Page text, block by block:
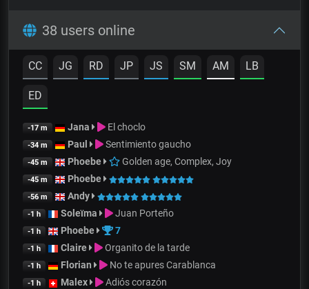
38 users online
CC JG RD JP JS SM AM LB
ED
-17 m Jana El choclo
-34 m Paul Sentimiento gaucho
-45 m Phoebe Golden age, Complex, Joy
-45 m Phoebe
-56 m Andy
-1 h Soleïma Juan Porteño
-1 h Phoebe 7
-1 h Claire Organito de la tarde
-1 h Florian No te apures Carablanca
-1 h Malex Adiós corazón